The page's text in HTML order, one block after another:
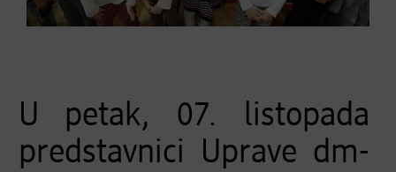
U petak, 07. listopada
predstavnici Uprave dm-